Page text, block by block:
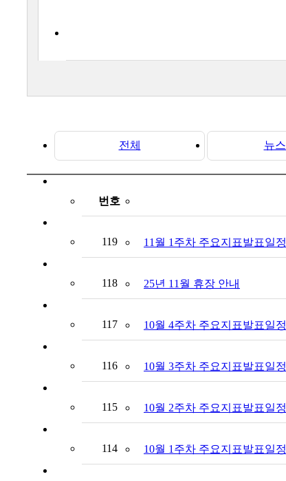
전체 뉴스
번호
119 11월 1주차 주요지표발표일정
118 25년 11월 휴장 안내
117 10월 4주차 주요지표발표일정
116 10월 3주차 주요지표발표일정
115 10월 2주차 주요지표발표일정
114 10월 1주차 주요지표발표일정